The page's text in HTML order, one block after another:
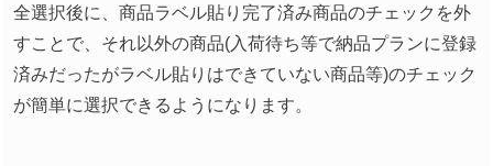
全選択後に、商品ラベル貼り完了済み商品のチェックを外
すことで、それ以外の商品(入荷待ち等で納品プランに登録
済みだったがラベル貼りはできていない商品等)のチェック
が簡単に選択できるようになります。